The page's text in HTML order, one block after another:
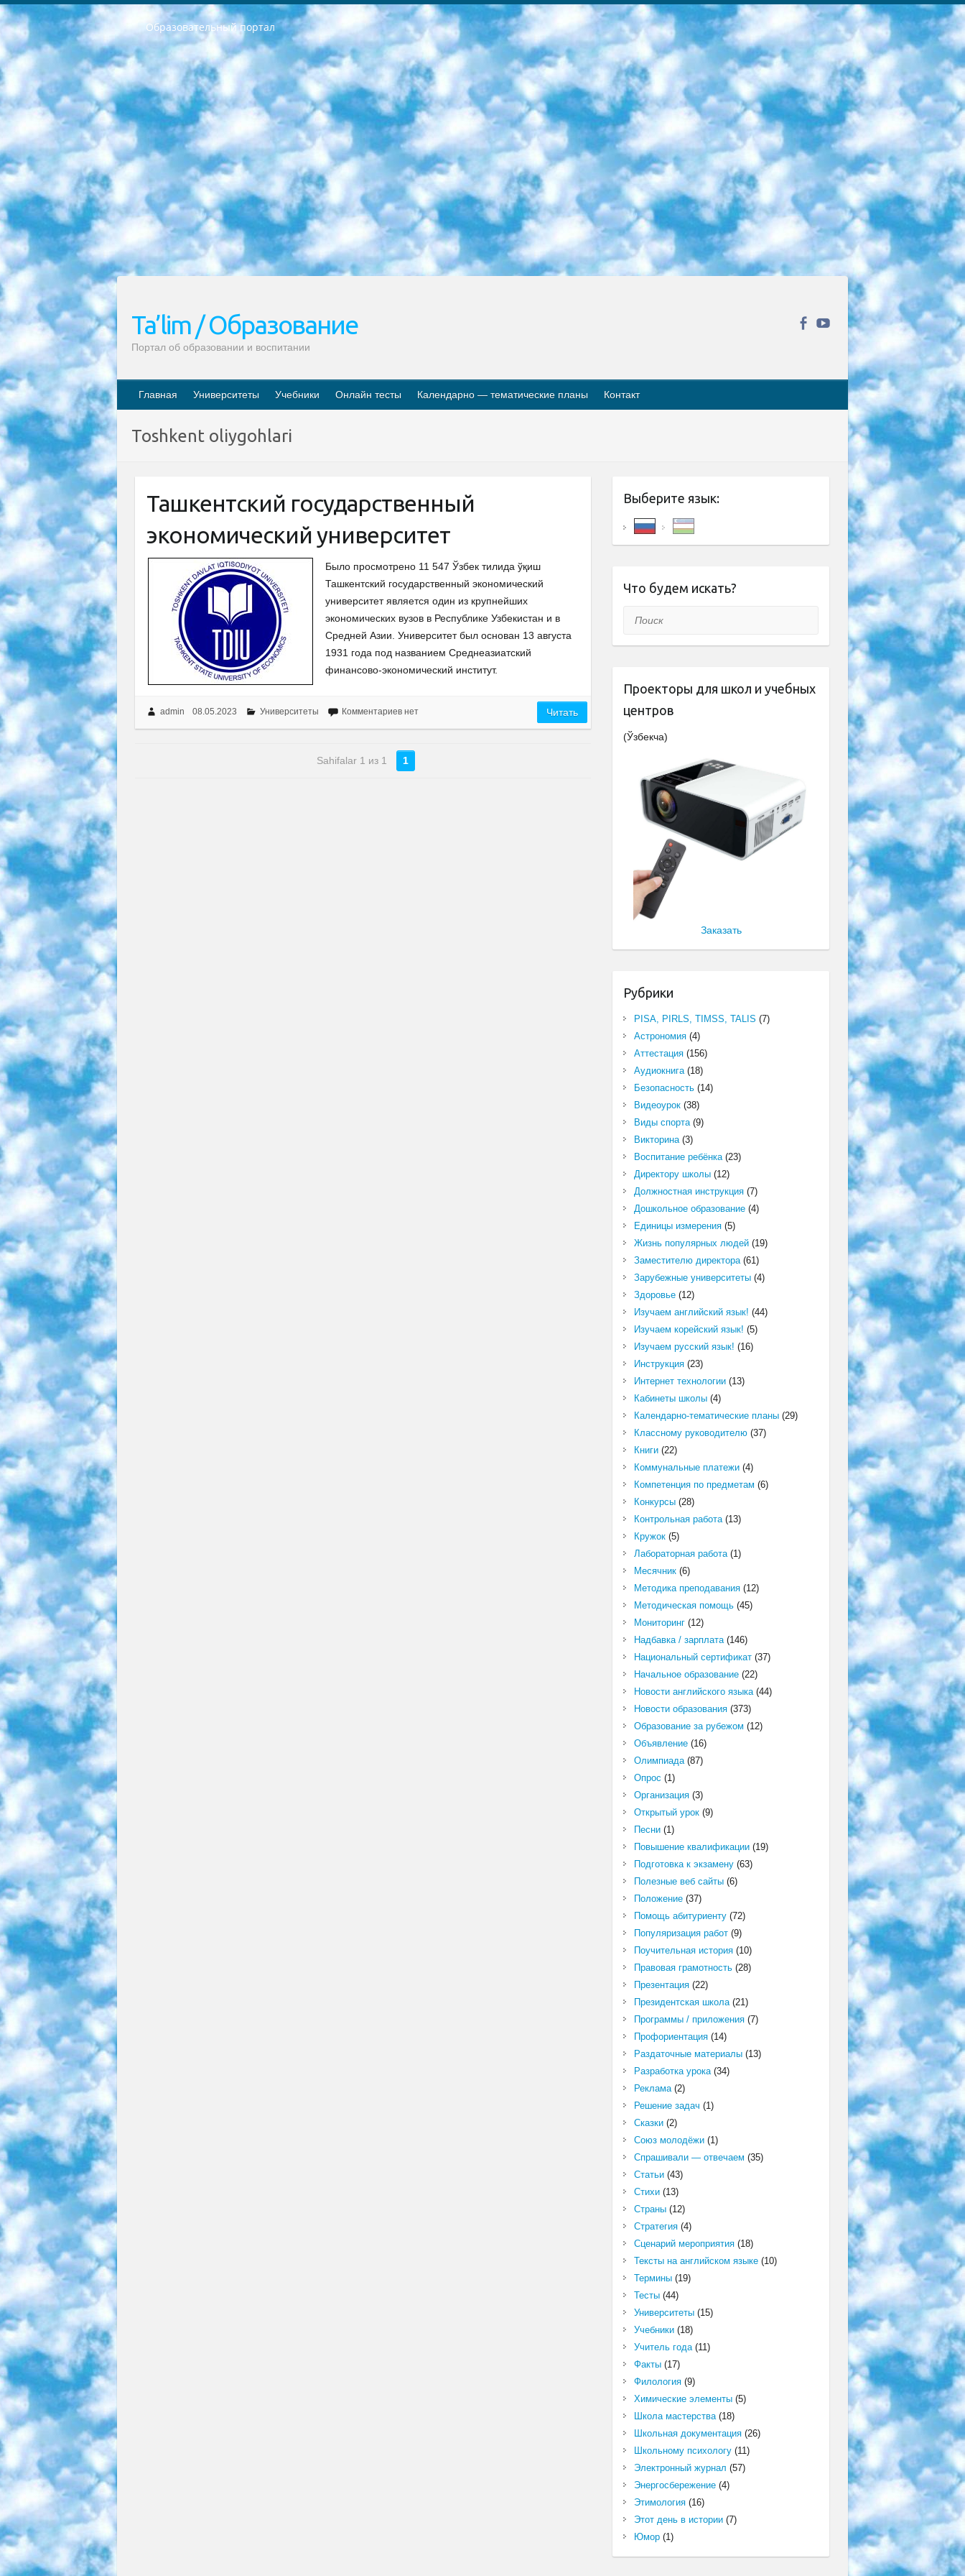
Образовательный портал
РЕСПУБЛИКА УЗБЕКИСТАН МИНИСТРЕРСТВО ДОШКОЛЬНОГО И ШКОЛЬНОГО ОБРАЗОВАНИЯ КОМАНДА в общеобразовательных учреждениях в 2023-2024 учебном году организация и проведение итоговой государственной аттестации обучающихся о Министра дошкольного и школьного образования Республики Узбекистан от 4 марта 2008 года (постановлением Минюста от 20 марта 2008 года № 1778 государственной регистрации) «Итоговое состояние учащихся общего среднего образования на основании положения об утверждении положения об аттестации общего среднего образования выпускной экзамен студентов в образовательных учреждениях в 2023-2024 учебном году В целях организации и прохождения аттестации приказываю: 1. Следующее: перечень предметов, по которым будет проводиться итоговая государственная аттестация и экзамен формы перевода согласно приложению 1; сертификаты международного образца, оценивающие уровень владения иностранными языками перечень согласно приложению 2; 2. Педагогический при специализированных образовательных учреждениях. научно-практический центр квалификации и международной оценки (Д.Давидова) 2024 г. До 25 марта: задания по предметам, по которым будет проводиться итоговая аттестация разработка и утверждение технических условий; итоговая аттестация на основании разработанного предметного задания разработка вопросов по предметам (устно и письменно), экзамен передача; общеобразовательные средние школы и специальные учебные заведения учащиеся выпускных классов школ и интернатов в агентской системе подготовка базы данных экзаменационных материалов и критериев оценки; перевод базы экзаменационных материалов на все языки обучения подать в Республиканский образовательный центр для изготовления; варианты экзаменов на основе разработанных контрольных материалов пусть будут поставлены задачи формирования. 3. Республиканский образовательный центр (Ш.Худайкулов) до 5 апреля 2024 года. до: база данных предоставленных экзаменационных материалов на все языки обучения перевод и экспертиза; для слепых, слабовидящих, глухих, слабослышащих и умственно отсталых детей учащиеся выпускных классов специализированных школ и школ-интернатов база данных экзаменационных материалов на всех преподаваемых языках подготовка критериев оценки; специализированные школы для умственно отсталых детей и технологии для учащихся выпускных классов школ-интернатов разработка соответствующих рекомендаций и критериев проведения ЕГЭ по естествознанию давать задания. 4. Педагогический при специализированных образовательных учреждениях. Научно-практический центр навыков и международной оценки (Д.Давидова), Республика образовательный центр (Худайкулов Ш.) итоговый государственный аттестационный экзамен ориентирован на творческое и логическое мышление при подготовке базы материалов учитывать введение заданий. 5. Следует отметить, что: сертификат государственного образца о знании общеобразовательного предмета и как минимум национальный уровень B1 по предметам на иностранных языках, указанным в Приложении 2. или международно признанный сертификат эквивалентного уровня студенты, изучающие определенный предмет, освобождаются от экзамена; по соответствующим предметам запланирована итоговая государственная аттестация за день до дня, путем жеребьевки Рабочей группой (в письменной форме по предметам, проводимым в форме) из числа сформированных вариантов выбрано 2 варианта; 2 выбранных варианта экзамена анонсированы на официальном сайте министерства и все выпускники по всей стране на основе этих вариантов проводит итоговую государственную аттестацию. 6. Государственное образование учащихся средних общеобразовательных учреждений. знания в соответствии с квалификационными требованиями, которые необходимо приобрести на основании стандартов итоговый (выпускной) контроль для 9 и 11 классов в целях тестирования Экзамены (далее – экзамены) состоят из предметов, перечисленных в приложении 1. будет сделано. 7. Экзамены пройдут с 26 мая по 15 июня 2024 г. (кроме науки физического воспитания). 8. Физическая для учащихся 9 классов общесредних образовательных учреждений. Экзамены по предмету «Образование, квалификация медицина» 1-6 мая 2024 года. сотрудники перевести под присмотр (с отклонениями в физическом или умственном развитии) специализированная школа для детей, школы-интернаты и со сколиозом школы-интернаты санаторного типа для больных детей исключены). 9. Он был слепым, слабовидящим и имел нарушения опорно-двигательного аппарата. экзамены в специализированных школах и интернатах для детей должны проводиться исходя из требований, предъявляемых к общеобразовательным учреждениям (физкультура кроме науки). 10. Специализированная школа для глухих и слабослышащих детей. и экзамены в интернатах и быть реализован в виде письменного теста по математике. 11. Специальность для умственно отсталых детей. Для 9 класса Родной язык и литературное письмо Государственный язык (язык обучения – узбекский). для неклассов) написано Математическое письмо Письменная/устная история Узбекистана Физическое воспитание практично Итоговый контроль Для 11 класса Написание родного языка и литературы (эссе) Математическое письмо Узбекский язык (обучение на узбекском языке) не посещающее общее среднее образование для учреждений)/Образовательное учреждение выбор письменный и устный Иностранный язык письменный/устный Письменная/устная история Узбекистана *По выбору студента:  Химия  Физика  Основы государственного права  География 10 бесплатных образовательных ресурсов - Мы составили подборку онлайн-проектов с интерактивными упражнениями, видеолекциями и статьями. Они помогут вам обрести новые и освежить старые знания бесплатно. 1. «ИНТУИТ» Старейшая образовательная площадка Рунета. Здесь вы найдёте сотни текстовых и видеокурсов на десятки различных тем — от программирования до психологии. Многие курсы подготовлены российскими университетами и крупными международными компаниями вроде Intel и Microsoft. Самостоятельное обучение бесплатное, но желающие могут оплатить услуги персональных наставников. 2. «Смартия» знакомит с актуальными профессиями и подсказывает, как им обучаться. Выбрав заинтересовавшую вас специальность — SMM-специалист, фотограф, веб-дизайнер или другую, — увидите список необходимых для неё умений. Чтобы вы могли освоить их самостоятельно, для каждого умения площадка отображает подборку ссылок на учебные материалы. Хотя «Смартия» ориентируется на русскоязычную аудиторию, часть контента всё же доступна только на английском. 3. «Лекторий Физтеха» Проект Московского физико-технического института (Физтеха). С его помощью вы можете смотреть онлайн серии лекций, записанные на видео в этом вузе. В числе доступных предметов — физика, биология, химия, информационные технологии и другие. К некоторым лекциям администрация ресурса прилагает готовые конспекты, которые можно скачивать в PDF-формате. 4. ITMOcourses Онлайн-площадка Санкт-Петербургского национального исследовательского университета информационных технологий, механики и оптики (ИТМО). Ресурс предоставляет свободный доступ к курсам, разработанным в этом вузе. Каталог материалов разбит на четыре категории: «Оптические системы и технологии», «Приборостроение и робототехника», «Информационные технологии» и «Биотехнологии». Курсы состоят из видеолекций, интерактивных демонстраций и заданий. 5. «КиберЛенинка» Электронная научная библиотека открытого доступа. Каталог площадки регулярно обрастает текстами статей из различных научных изданий. Сгруппированные по журналам и рубрикам публикации можно читать онлайн или скачивать целиком в PDF-формате. Проект нацелен на популяризацию науки за счёт открытого доступа к качественной информации. 6. «ПостНаука» На этом ресурсе публикуют подборки видеолекций, составленные экспертами из разных отраслей и объединённые общими темами. Среди них, к примеру, есть серии «Биоинформатика и геномика», «Культура средневековой Скандинавии» и Cinema Studies о теории кино. Каждая подборка лекций — логически связанная история, рассказанная экспертом от первого лица. Кроме того, на сайте появляются научно-образовательные статьи и тесты на разные темы. 7. «Newочём» Команда проекта «Newочём» отбирает самые интересные тексты из англоязычных СМИ и переводит те из них, за которые голосуют участники сообщества «ВКонтакте». По большей части это научно-популярные статьи. Редакторы придумывают лишь заголовки, в остальном содержание переводов соответствует оригиналам. Полные тексты можно читать прямо в социальной сети. 8. InternetUrok Онлайн-база материалов по основным дисциплинам школьной программы. Информация на сайте структурирована по классам, предметам и темам (урокам). Каждый урок состоит из видеолекций и конспектов. Есть также интерактивные тренажёры и тесты для закрепления пройденного материала. Даже если вы давно окончили школу, возможность повторить программу старших классов всегда может пригодиться. 9. Edutainme Ещё один ресурс об образовании. В отличие от Newtonew, как мне кажется, Edutainme больше ориентируется на представителей индустрии: педагогов, предпринимателей, разработчиков образовательных проектов. Но и любой, кто просто стремится к саморазвитию, найдёт на сайте много полезного и интересного для себя. Например, информацию о новых курсах и образовательных сервисах. 10. Newtonew Онлайн-медиа об образовании и обучении в широком смысле. Авторы Newtonew пишут об инструментах, заведениях, тактиках и стратегиях, которые помогают учить других и получать новые знания самостоятельно. На этой площадке вы найдёте новости, обзоры, аналитические мат
Ta’lim / Образование
Портал об образовании и воспитании
Главная Университеты Учебники Онлайн тесты Календарно — тематические планы Контакт
Toshkent oliygohlari
Ташкентский государственный
экономический университет
Было просмотрено 11 547 Ўзбек тилида ўқиш
Ташкентский государственный экономический
университет является один из крупнейших
экономических вузов в Республике Узбекистан и в
Средней Азии. Университет был основан 13 августа
1931 года под названием Среднеазиатский
финансово-экономический институт.
admin 08.05.2023 Университеты Комментариев нет Читать
Sahifalar 1 из 1 1
Выберите язык:
Что будем искать?
Поиск
Проекторы для школ и учебных
центров
(Ўзбекча)
Заказать
Рубрики
PISA, PIRLS, TIMSS, TALIS (7)
Астрономия(4)
Аттестация(156)
Аудиокнига(18)
Безопасность(14)
Видеоурок(38)
Виды спорта(9)
Викторина(3)
Воспитание ребёнка(23)
Директору школы(12)
Должностная инструкция(7)
Дошкольное образование(4)
Единицы измерения(5)
Жизнь популярных людей(19)
Заместителю директора(61)
Зарубежные университеты(4)
Здоровье(12)
Изучаем английский язык! (44)
Изучаем корейский язык! (5)
Изучаем русский язык! (16)
Инструкция(23)
Интернет технологии(13)
Кабинеты школы(4)
Календарно-тематические планы(29)
Классному руководителю(37)
Книги(22)
Коммунальные платежи(4)
Компетенция по предметам (6)
Конкурсы(28)
Контрольная работа(13)
Кружок(5)
Лабораторная работа(1)
Месячник(6)
Методика преподавания(12)
Методическая помощь(45)
Мониторинг(12)
Надбавка / зарплата(146)
Национальный сертификат(37)
Начальное образование(22)
Новости английского языка(44)
Новости образования(373)
Образование за рубежом (12)
Объявление(16)
Олимпиада(87)
Опрос (1)
Организация(3)
Открытый урок(9)
Песни(1)
Повышение квалификации(19)
Подготовка к экзамену(63)
Полезные веб сайты(6)
Положение(37)
Помощь абитуриенту(72)
Популяризация работ(9)
Поучительная история(10)
Правовая грамотность(28)
Презентация(22)
Президентская школа(21)
Программы / приложения(7)
Профориентация(14)
Раздаточные материалы(13)
Разработка урока(34)
Реклама(2)
Решение задач (1)
Сказки(2)
Союз молодёжи(1)
Спрашивали — отвечаем (35)
Статьи(43)
Стихи(13)
Страны(12)
Стратегия(4)
Сценарий мероприятия(18)
Тексты на английском языке(10)
Термины(19)
Тесты(44)
Университеты(15)
Учебники(18)
Учитель года(11)
Факты(17)
Филология(9)
Химические элементы(5)
Школа мастерства(18)
Школьная документация(26)
Школьному психологу(11)
Электронный журнал (57)
Энергосбережение(4)
Этимология(16)
Этот день в истории(7)
Юмор(1)